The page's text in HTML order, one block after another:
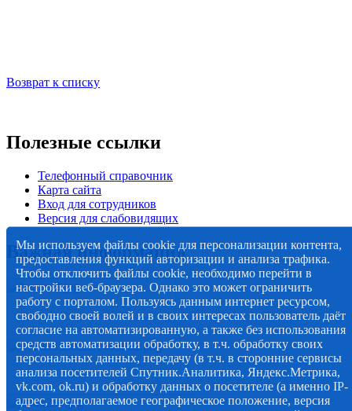
Возврат к списку
Полезные ссылки
Телефонный справочник
Карта сайта
Вход для сотрудников
Версия для слабовидящих
Важная информация
Мы используем файлы cookie для персонализации контента,
предоставления функций авторизации и анализа трафика.
Чтобы отключить файлы cookie, необходимо перейти в
настройки веб-браузера. Однако это может ограничить
работу с порталом. Пользуясь данным интернет ресурсом,
свободно своей волей и в своих интересах пользователь даёт
согласие на автоматизированную, а также без использования
средств автоматизации обработку, в т.ч. обработку своих
персональных данных, передачу (в т.ч. в сторонние сервисы
анализа посетителей Спутник.Аналитика, Яндекс.Метрика,
vk.com, ok.ru) и обработку данных о посетителе (а именно IP-
адрес, предполагаемое географическое положение, версия